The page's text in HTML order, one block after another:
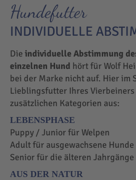
Hundefutter
INDIVIDUELLE
Die individuelle Abstimmung
einzelnen Hund hört für Wolf
bei der Marke nicht auf. Hier im
Lieblingsfutter Ihres Vierbeiners
zusätzlichen Kategorien aus:
LEBENSPHASE
Puppy / Junior für Welpen
Adult für ausgewachsene Hunde
Senior für die älteren Jahrgänge
AUS DER NATUR